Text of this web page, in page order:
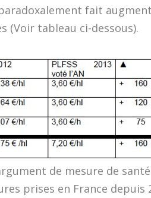
fait
(Voir tableau ci-dessous).
de mesure de
prises en France depuis